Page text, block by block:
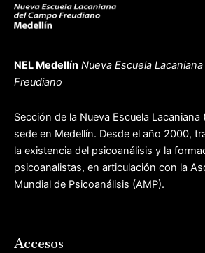
NEL Medellín Nueva Escuela
Freudiano
Sección de la Nueva Escuela Lacaniana
sede en Medellín. Desde el año 2000,
la existencia del psicoanálisis y la
psicoanalistas, en articulación con la
Mundial de Psicoanálisis (AMP).
Accesos